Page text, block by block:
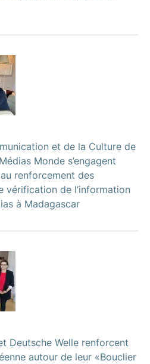
et de la Culture de
Monde s’engagent
renforcement des
vérification de l’information
à Madagascar
Deutsche Welle renforcent
autour de leur «Bouclier